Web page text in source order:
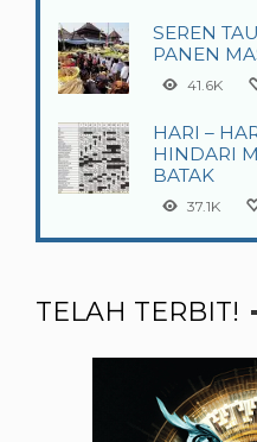
SEREN
PANEN
41.6K
HARI –
HINDARI
BATAK
37.1K
TELAH TERBIT!